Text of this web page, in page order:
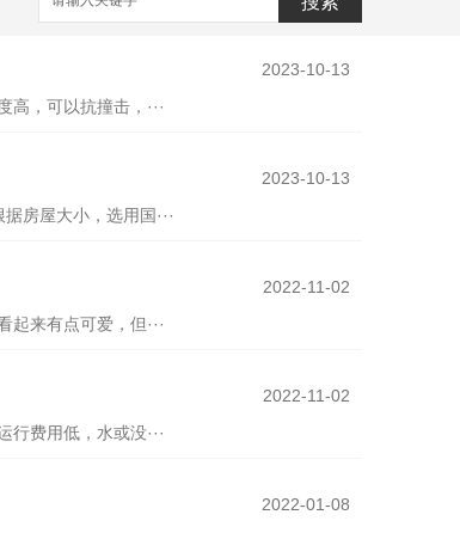
2023-10-13
，可以抗撞击，···
查看详情
2023-10-13
房屋大小，选用国···
查看详情
2022-11-02
来有点可爱，但···
查看详情
2022-11-02
费用低，水或没···
查看详情
2022-01-08